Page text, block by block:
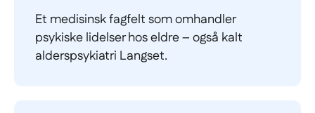
Et medisinsk fagfelt som omhandler
psykiske lidelser hos eldre – også kalt
alderspsykiatri Langset.